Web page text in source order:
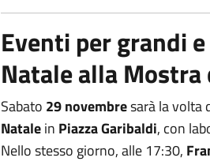
Eventi per grandi
Natale alla Mostra
Sabato 29 novembresarà la volta
Natalein Piazza Garibaldi, con
Nello stesso giorno, alle 17:30,